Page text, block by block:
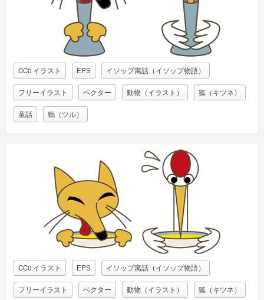
CC0 イラスト EPS イソップ寓話（イソップ物語）
フリーイラスト ベクター 動物（イラスト） 狐（キツネ）
童話 鶴（ツル）
CC0 イラスト EPS イソップ寓話（イソップ物語）
フリーイラスト ベクター 動物（イラスト） 狐（キツネ）